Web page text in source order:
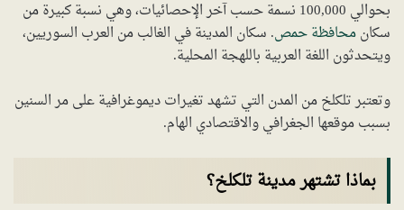
بحوالي 100,000 نسمة حسب آخر الإحصائيات، وهي نسبة كبيرة من
سكانمحافظة حمص. سكان المدينة في الغالب من العرب السوريين،
ويتحدثون اللغة العربية باللهجة المحلية.
وتعتبر تلكلخ من المدن التي تشهد تغيرات ديموغرافية على مر السنين
بسبب موقعها الجغرافي والاقتصادي الهام.
بماذا تشتهر مدينة تلكلخ؟